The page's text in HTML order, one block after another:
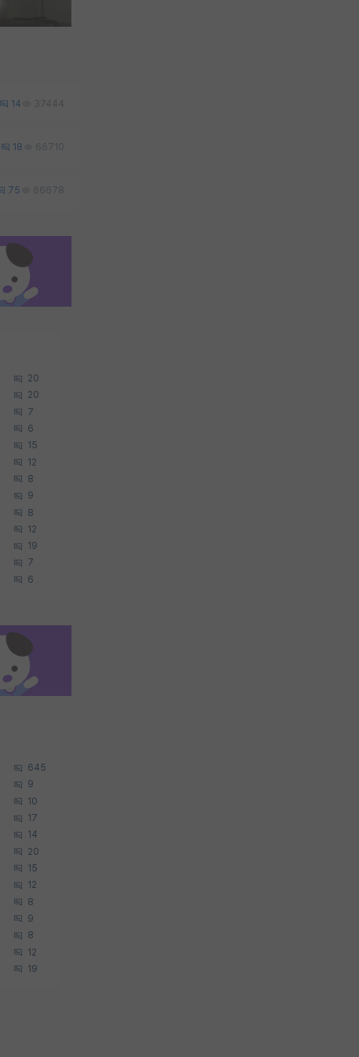
14 37444
18 66710
75 66678
20
20
7
6
15
12
8
9
8
12
19
7
6
645
9
10
17
14
20
15
12
8
9
8
12
19